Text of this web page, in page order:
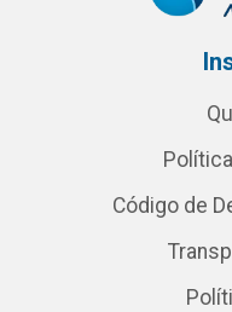
Código de